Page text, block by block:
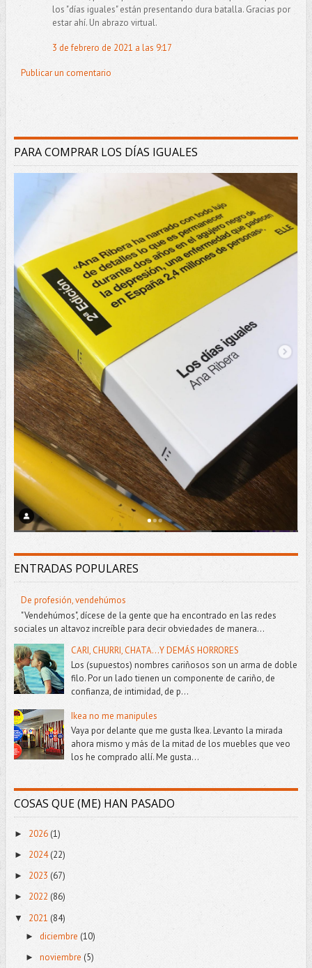
los "días iguales" están presentando dura batalla. Gracias por
estar ahí. Un abrazo virtual.
3 de febrero de 2021 a las 9:17
Publicar un comentario
PARA COMPRAR LOS DÍAS IGUALES
ENTRADAS POPULARES
De profesión, vendehúmos
"Vendehúmos", dícese de la gente que ha encontrado en las redes
sociales un altavoz increíble para decir obviedades de manera...
CARI, CHURRI, CHATA...Y DEMÁS HORRORES
Los (supuestos) nombres cariñosos son un arma de doble
filo. Por un lado tienen un componente de cariño, de
confianza, de intimidad, de p...
Ikea no me manipules
Vaya por delante que me gusta Ikea. Levanto la mirada
ahora mismo y más de la mitad de los muebles que veo
los he comprado allí. Me gusta...
COSAS QUE (ME) HAN PASADO
► 2026 (1)
► 2024(22)
► 2023 (67)
► 2022 (86)
▼ 2021 (84)
► diciembre (10)
► noviembre (5)